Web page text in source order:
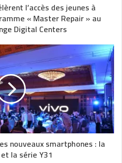
l’accès des jeunes à
« Master Repair » au
Digital Centers
nouveaux smartphones : la
la série Y31